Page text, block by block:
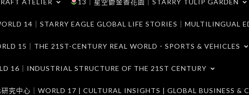
ATELIER 13｜星空鬱金香花園｜STARRY TULIP GARDEN
14｜STARRY EAGLE GLOBAL LIFE STORIES｜MULTILINGUAL
15｜THE 21ST-CENTURY REAL WORLD．SPORTS & VEHICLES
16｜INDUSTRIAL STRUCTURE OF THE 21ST CENTURY
究中心｜WORLD 17 | CULTURAL INSIGHTS | GLOBAL BUSINESS &